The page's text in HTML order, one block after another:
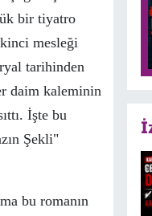
k bir tiyatro
mesleği
tarihinden
daim kaleminin
İşte bu
Şekli"
bu romanın